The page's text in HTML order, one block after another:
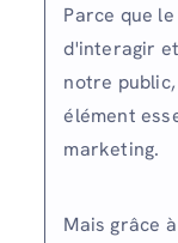
Parce que
d'interagir
notre
élément
marketing.
Mais grâce